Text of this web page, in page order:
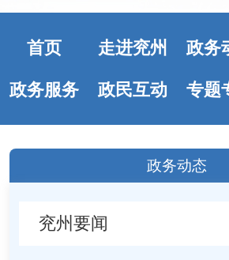
首页 走进兖州 政务
政务服务 政民互动 专题
政务动态
兖州要闻